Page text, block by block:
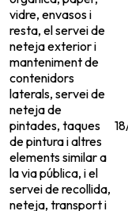
vidre, envasos i
resta, el servei de
neteja exterior i
manteniment de
contenidors
laterals, servei de
neteja de
pintades, taques
de pintura i altres
elements similar a
la via pública, i el
servei de recollida,
neteja, transport i